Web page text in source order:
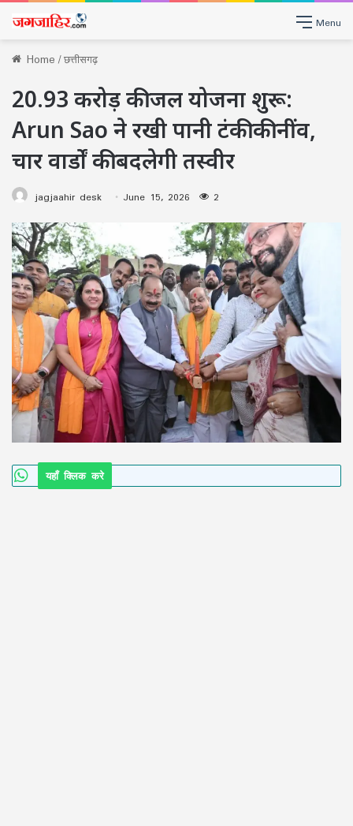
Menu
Home/छत्तीसगढ़
20.93 करोड़ की जल योजना शुरू:
Arun Sao ने रखी पानी टंकी की नींव,
चार वार्डों की बदलेगी तस्वीर
jagjaahir desk June 15, 2026 2
यहाँ क्लिक करे